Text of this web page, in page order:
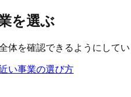
を選ぶ
体を確認できるようにしてい
い事業の選び方